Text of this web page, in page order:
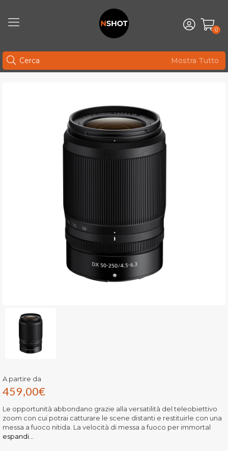
0
Mostra Tutto
A partire da
459,00€
Le opportunità abbondano grazie alla versatilità del teleobiettivo
zoom con cui potrai catturare le scene distanti e restituirle con una
messa a fuoco nitida. La velocità di messa a fuoco per immortal
espandi...